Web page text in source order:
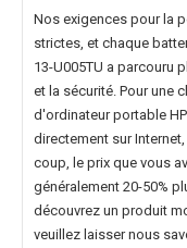
Nos exigences pour la
strictes, et chaque
13-U005TU a parcouru
et la sécurité. Pour une
d'ordinateur portable
directement sur
coup, le prix que vous
généralement 20-50%
découvrez un produit
veuillez laisser nous